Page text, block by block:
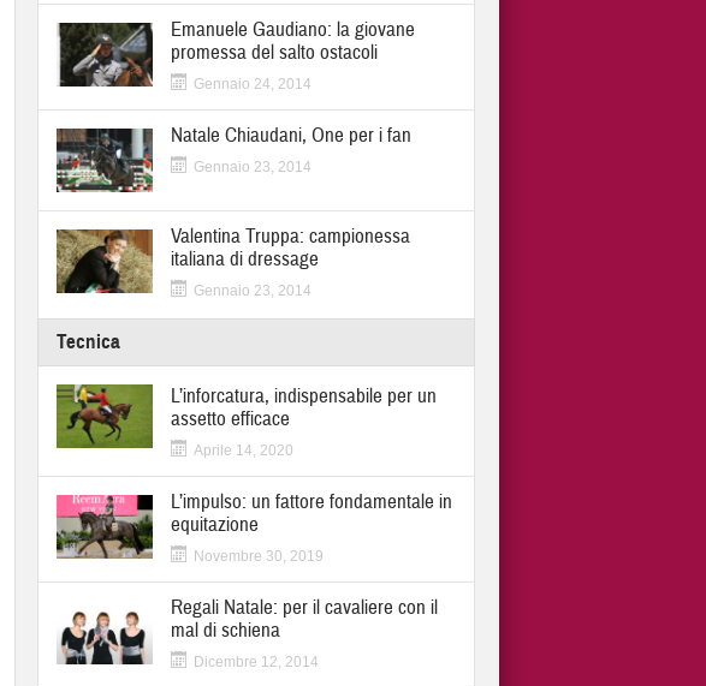
Emanuele Gaudiano: la giovane
promessa del salto ostacoli
Gennaio 24, 2014
Natale Chiaudani, One per i fan
Gennaio 23, 2014
Valentina Truppa: campionessa
italiana di dressage
Gennaio 23, 2014
Tecnica
L’inforcatura, indispensabile per un
assetto efficace
Aprile 14, 2020
L’impulso: un fattore fondamentale in
equitazione
Novembre 30, 2019
Regali Natale: per il cavaliere con il
mal di schiena
Dicembre 12, 2014